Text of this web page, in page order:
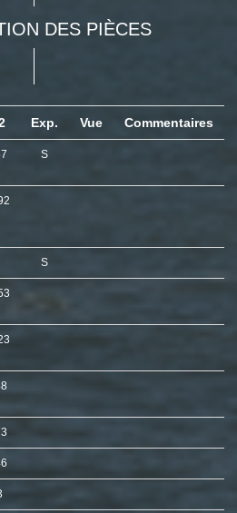
DES PIÈCES
Exp. Vue Commentaires
S
S